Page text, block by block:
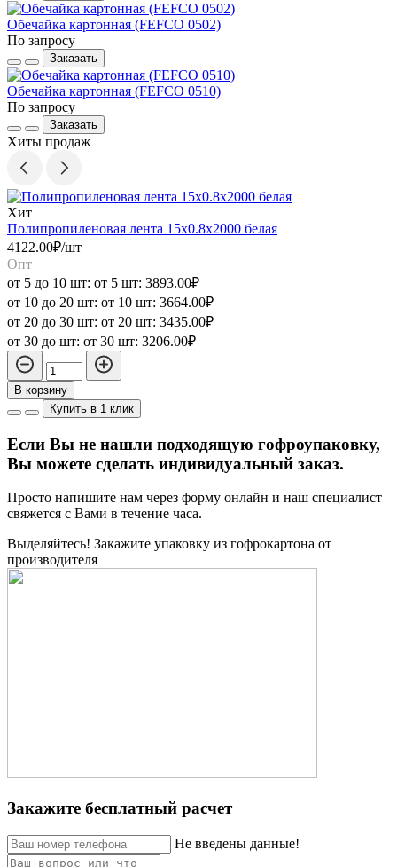
Обечайка картонная (FEFCO 0502)
По запросу
Заказать
Обечайка картонная (FEFCO 0510)
По запросу
Заказать
Хиты продаж
Хит
Полипропиленовая лента 15x0.8x2000 белая
4122.00₽/шт
Опт
от 5 до 10 шт: от 5 шт: 3893.00₽
от 10 до 20 шт: от 10 шт: 3664.00₽
от 20 до 30 шт: от 20 шт: 3435.00₽
от 30 до шт: от 30 шт: 3206.00₽
В корзину
Купить в 1 клик
Если Вы не нашли подходящую гофроупаковку,
Вы можете сделать индивидуальный заказ.
Просто напишите нам через форму онлайн и наш специалист
свяжется с Вами в течение часа.
Выделяйтесь! Закажите упаковку из гофрокартона от
производителя
Закажите бесплатный расчет
Не введены данные!